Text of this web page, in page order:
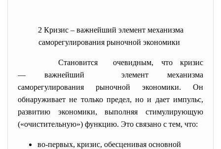
2 Кризис – важнейший элемент механизма
саморегулирования рыночной экономики
Становится очевидным, что кризис
— важнейший элемент механизма
саморегулирования рыночной экономики. Он
обнаруживает не только предел, но и дает импульс,
развитию экономики, выполняя стимулирующую
(«очистительную») функцию. Это связано с тем, что:
во-первых, кризис, обесценивая основной